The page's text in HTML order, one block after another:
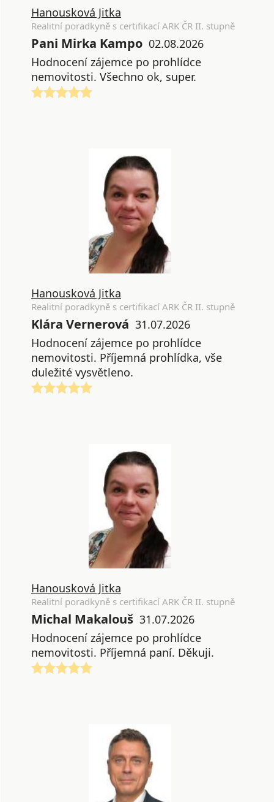
Hanousková Jitka
Realitní poradkyně s certifikací ARK ČR II. stupně
Pani Mirka Kampo 02.08.2026
Hodnocení zájemce po prohlídce
nemovitosti. Všechno ok, super.
Hanousková Jitka
Realitní poradkyně s certifikací ARK ČR II. stupně
Klára Vernerová 31.07.2026
Hodnocení zájemce po prohlídce
nemovitosti. Příjemná prohlídka, vše
duležité vysvětleno.
Hanousková Jitka
Realitní poradkyně s certifikací ARK ČR II. stupně
Michal Makalouš 31.07.2026
Hodnocení zájemce po prohlídce
nemovitosti. Příjemná paní. Děkuji.